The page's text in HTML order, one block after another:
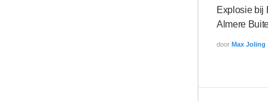
Explosie bij
Almere
door Max Joling